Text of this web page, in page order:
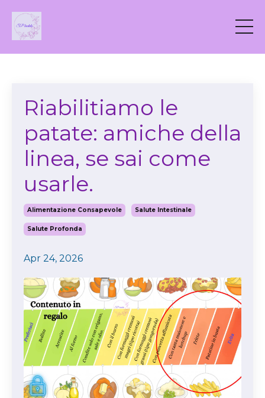
Riabilitiamo le
patate: amiche della
linea, se sai come
usarle.
Alimentazione Consapevole Salute Intestinale
Salute Profonda
Apr 24, 2026